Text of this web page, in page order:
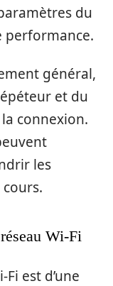
du
général,
et du
connexion.
les
Wi-Fi
est d’une